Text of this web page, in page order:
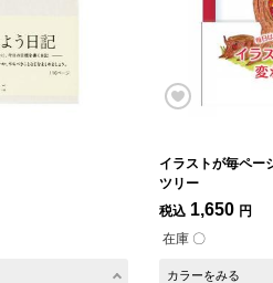
イラストが毎ペー
ツリー
税込 1,650 円
在庫 〇
カラーをみる